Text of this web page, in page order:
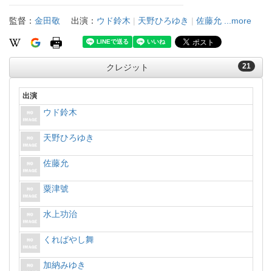
監督： 金田敬 出演： ウド鈴木 | 天野ひろゆき | 佐藤允 ...more
21
クレジット
出演
ウド鈴木
天野ひろゆき
佐藤允
粟津號
水上功治
くればやし舞
加納みゆき